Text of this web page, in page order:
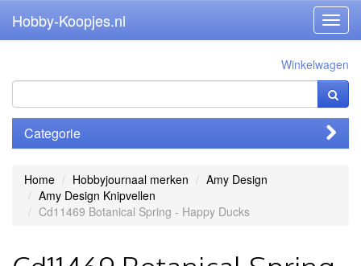
Hobby-Koopjes.nl
Winkelwagen
Categorie
Home Hobbyjournaal merken
Amy Design
Amy Design Knipvellen
Cd11469 Botanical Spring - Happy Ducks